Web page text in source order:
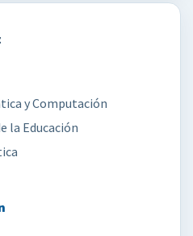
y Computación
la Educación